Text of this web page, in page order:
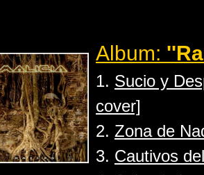
Album:
1. Sucio y
cover]
2. Zona de
3. Cautivos